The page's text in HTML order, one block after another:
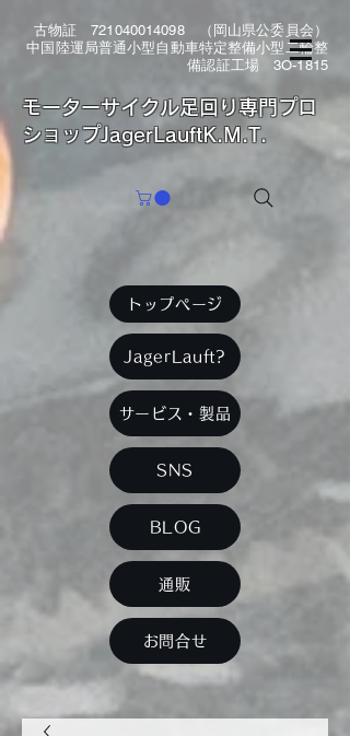
古物証 721040014098（岡山県公委員会）
中国陸運局普通小型自動車特定整備小型二輪整
備認証工場 3O-1815
​モーターサイクル足回り専門プロ
ショップJagerLauftK.M.T.
トップページ
JagerLauft?
サービス・製品
SNS
BLOG
通販
お問合せ